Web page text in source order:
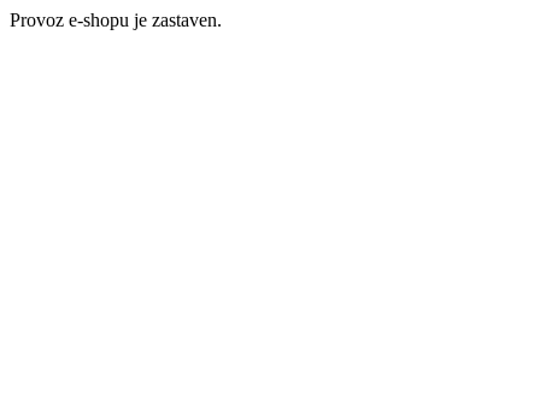
Provoz e-shopu je zastaven.